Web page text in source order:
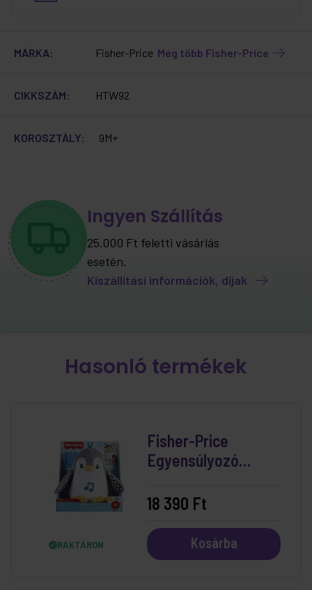
MÁRKA: Fisher-Price Még több Fisher-Price
CIKKSZÁM: HTW92
KOROSZTÁLY: 9M+
Ingyen Szállítás
25.000 Ft feletti vásárlás
esetén.
Kiszállítási információk, díjak
Hasonló termékek
RAKTÁRON
Fisher-Price
Egyensúlyozó
18 390 Ft
Kosárba